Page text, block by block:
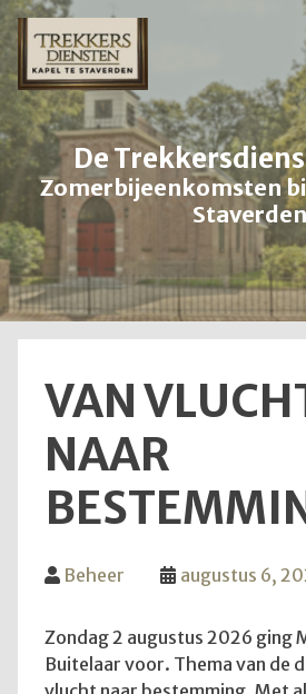
Skip
to
content
De
Zomerbijeenkomsten
Staverden
VAN
NAAR
Beheer augustus 6,
Zondag 2 augustus 2026 ging
Buitelaar voor. Thema van de